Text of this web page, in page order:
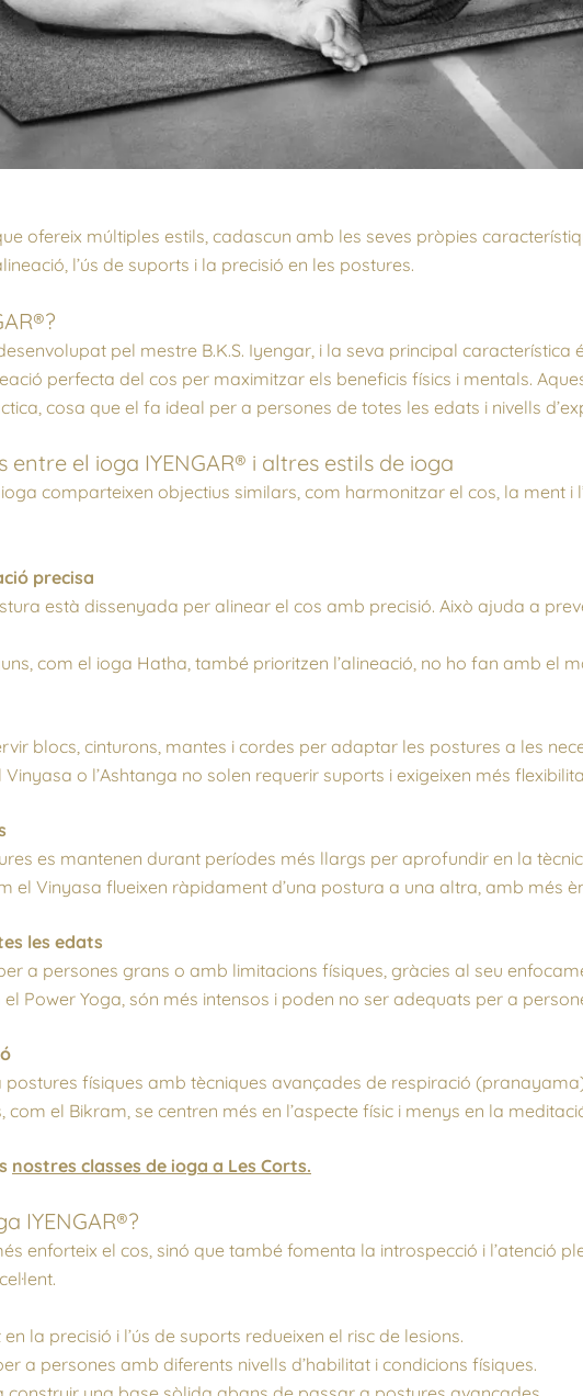
ofereix múltiples estils, cadascun amb les seves pròpies
l’ús de suports i la precisió en les postures.
pel mestre B.K.S. Iyengar, i la seva principal característica
perfecta del cos per maximitzar els beneficis físics i mentals.
cosa que el fa ideal per a persones de totes les edats i nivells
entre el ioga IYENGAR® i altres estils de ioga
comparteixen objectius similars, com harmonitzar el cos, la ment i
precisa
està dissenyada per alinear el cos amb precisió. Això ajuda a
com el ioga Hatha, també prioritzen l’alineació, no ho fan amb el
blocs, cinturons, mantes i cordes per adaptar les postures a les
Vinyasa o l’Ashtanga no solen requerir suports i exigeixen més
es mantenen durant períodes més llargs per aprofundir en la
el Vinyasa flueixen ràpidament d’una postura a una altra, amb més
les edats
a persones grans o amb limitacions físiques, gràcies al seu
el Power Yoga, són més intensos i poden no ser adequats per a
postures físiques amb tècniques avançades de respiració
com el Bikram, se centren més en l’aspecte físic i menys en la
nostres classes de ioga a Les Corts.
IYENGAR®?
enforteix el cos, sinó que també fomenta la introspecció i l’atenció
en la precisió i l’ús de suports redueixen el risc de lesions.
a persones amb diferents nivells d’habilitat i condicions físiques.